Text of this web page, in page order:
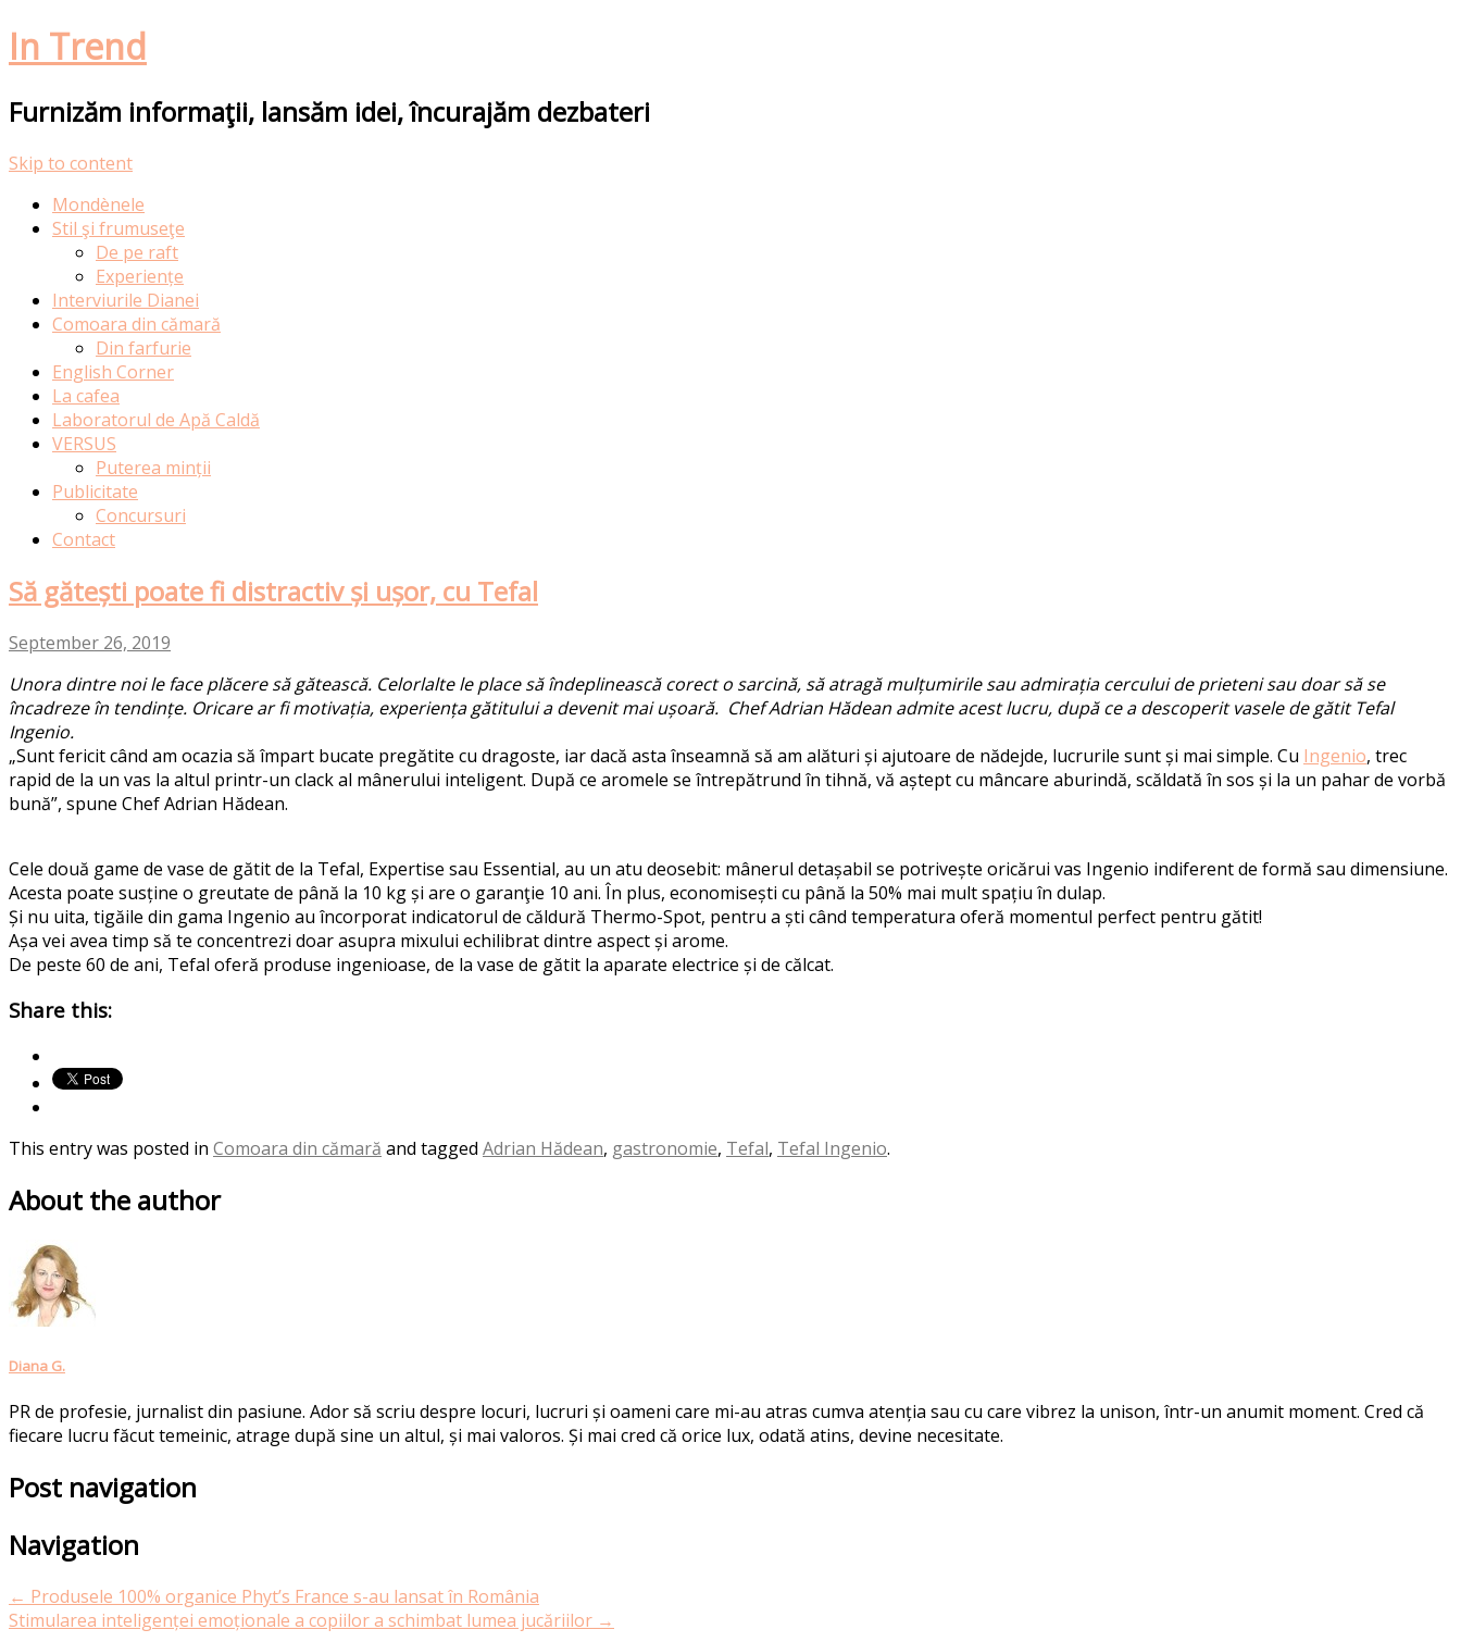
In Trend
Furnizăm informaţii, lansăm idei, încurajăm dezbateri
Skip to content
Mondènele
Stil şi frumuseţe
De pe raft
Experiențe
Interviurile Dianei
Comoara din cămară
Din farfurie
English Corner
La cafea
Laboratorul de Apă Caldă
VERSUS
Puterea minții
Publicitate
Concursuri
Contact
Să gătești poate fi distractiv și ușor, cu Tefal
September 26, 2019
Unora dintre noi le face plăcere să gătească. Celorlalte le place să îndeplinească corect o sarcină, să atragă mulțumirile sau admirația cercului de prieteni sau doar să se
încadreze în tendințe. Oricare ar fi motivația, experiența gătitului a devenit mai ușoară. Chef Adrian Hădean admite acest lucru, după ce a descoperit vasele de gătit Tefal
Ingenio.
„Sunt fericit când am ocazia să împart bucate pregătite cu dragoste, iar dacă asta înseamnă să am alături și ajutoare de nădejde, lucrurile sunt și mai simple. Cu Ingenio, trec
rapid de la un vas la altul printr-un clack al mânerului inteligent. După ce aromele se întrepătrund în tihnă, vă aștept cu mâncare aburindă, scăldată în sos și la un pahar de vorbă
bună”, spune Chef Adrian Hădean.
Cele două game de vase de gătit de la Tefal, Expertise sau Essential, au un atu deosebit: mânerul detașabil se potrivește oricărui vas Ingenio indiferent de formă sau dimensiune.
Acesta poate susține o greutate de până la 10 kg și are o garanţie 10 ani. În plus, economisești cu până la 50% mai mult spațiu în dulap.
Și nu uita, tigăile din gama Ingenio au încorporat indicatorul de căldură Thermo-Spot, pentru a ști când temperatura oferă momentul perfect pentru gătit!
Așa vei avea timp să te concentrezi doar asupra mixului echilibrat dintre aspect și arome.
De peste 60 de ani, Tefal oferă produse ingenioase, de la vase de gătit la aparate electrice și de călcat.
Share this:
This entry was posted in Comoara din cămară and tagged Adrian Hădean, gastronomie, Tefal, Tefal Ingenio.
About the author
Diana G.
PR de profesie, jurnalist din pasiune. Ador să scriu despre locuri, lucruri și oameni care mi-au atras cumva atenția sau cu care vibrez la unison, într-un anumit moment. Cred că
fiecare lucru făcut temeinic, atrage după sine un altul, și mai valoros. Și mai cred că orice lux, odată atins, devine necesitate.
Post navigation
Navigation
← Produsele 100% organice Phyt’s France s-au lansat în România
Stimularea inteligenței emoționale a copiilor a schimbat lumea jucăriilor →